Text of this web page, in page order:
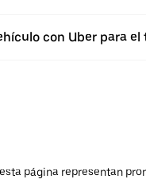
con Uber para
página representan